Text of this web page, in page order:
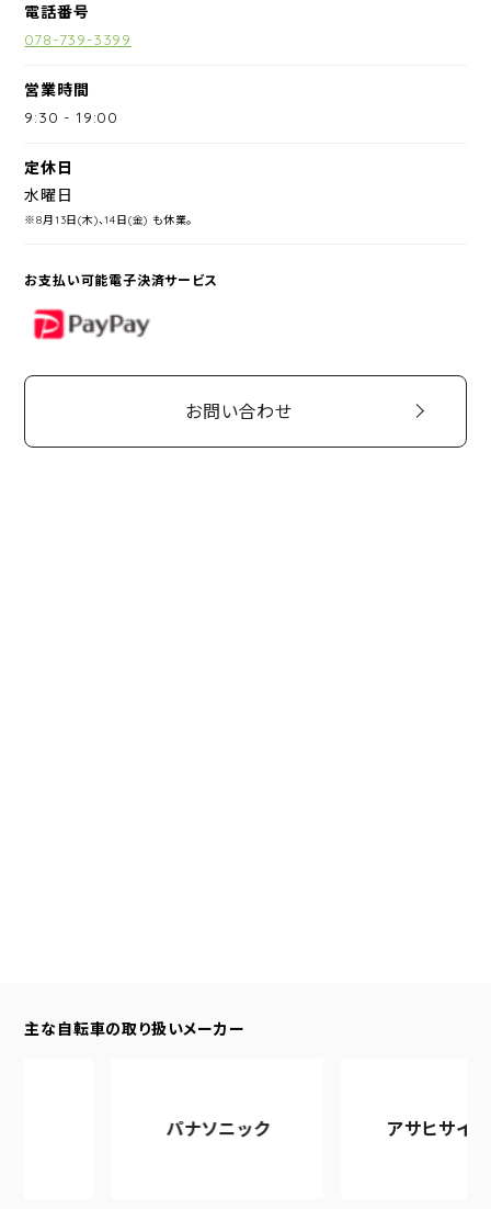
電話番号
078-739-3399
営業時間
9:30 -19:00
定休日
水曜日
※8月13日(木)、14日(金) も休業。
お支払い可能電子決済サービス
PayPay
お問い合わせ
主な自転車の取り扱いメーカー
パナソニック アサヒサイクル